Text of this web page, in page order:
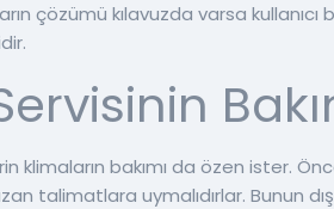
çözümü kılavuzda varsa
klimaların bakımı da özen ister.
talimatlara uymalıdırlar. Bunun